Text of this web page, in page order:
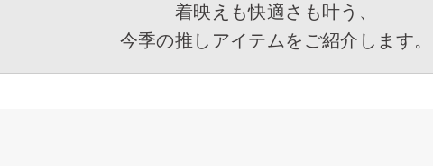
着映えも快適さも叶う、
今季の推しアイテムをご紹介します。